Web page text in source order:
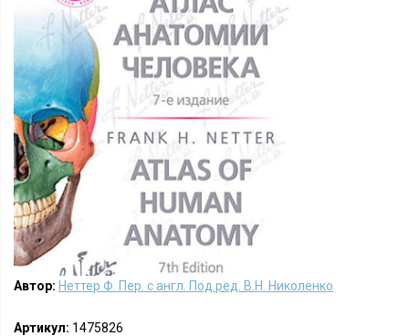
Автор: Неттер Ф. Пер. с англ. Под ред. В.Н. Николенко
Артикул: 1475826